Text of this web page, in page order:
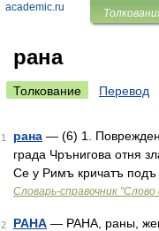
academic.ru
рана
Толкование Перевод
1 рана — (6) 1.
града Чрънигова отня
Се у Римъ кричатъ
Словарь-справочник "Слово
2 РАНА — РАНА, раны,